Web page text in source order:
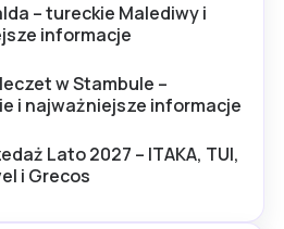
– tureckie Malediwy i
informacje
w Stambule –
i najważniejsze informacje
Lato 2027 – ITAKA, TUI,
i Grecos